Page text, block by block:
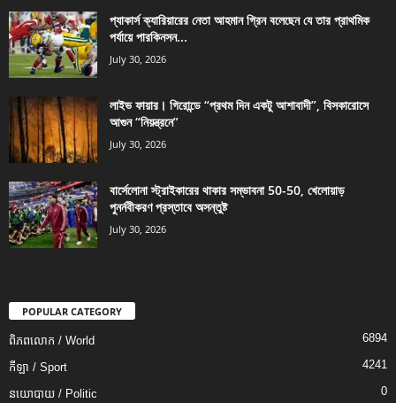
প্যাকার্স ক্যারিয়ারের নেতা আহমান গ্রিন বলেছেন যে তার প্রাথমিক
পর্যায়ে পারকিনসন...
July 30, 2026
লাইভ ফায়ার। গিরোন্ডে “প্রথম দিন একটু আশাবাদী”, বিসকারোসে
আগুন “নিয়ন্ত্রনে”
July 30, 2026
বার্সেলোনা স্ট্রাইকারের থাকার সম্ভাবনা 50-50, খেলোয়াড়
পুনর্নবীকরণ প্রস্তাবে অসন্তুষ্ট
July 30, 2026
POPULAR CATEGORY
ពិភពលោក / World 6894
កីឡា / Sport 4241
នយោបាយ / Politic 0